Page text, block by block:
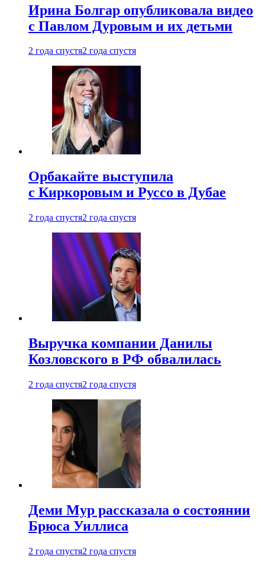
Ирина Болгар опубликовала видео
с Павлом Дуровым и их детьми
2 года спустя2 года спустя
Орбакайте выступила
с Киркоровым и Руссо в Дубае
2 года спустя2 года спустя
Выручка компании Данилы
Козловского в РФ обвалилась
2 года спустя2 года спустя
Деми Мур рассказала о состоянии
Брюса Уиллиса
2 года спустя2 года спустя